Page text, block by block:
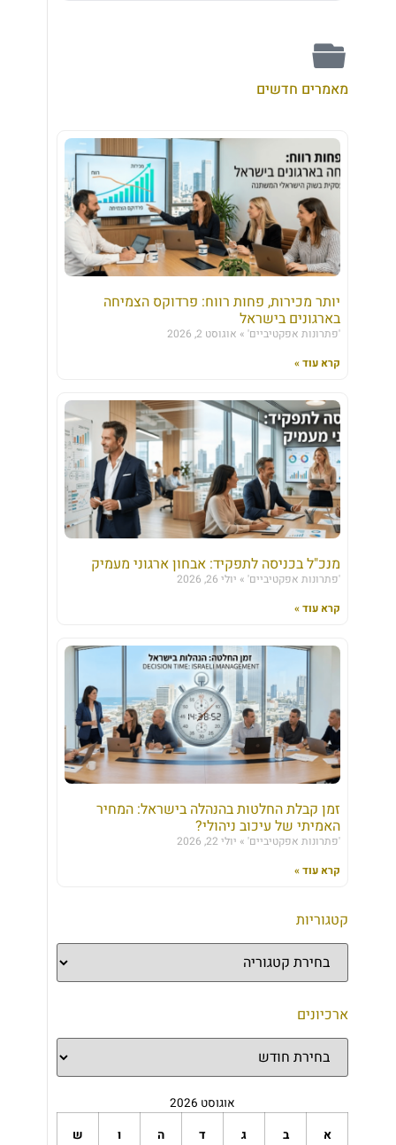
מאמרים חדשים
יותר מכירות, פחות רווח: פרדוקס הצמיחה
בארגונים בישראל
'פתרונות אפקטיביים'
אוגוסט 2, 2026
קרא עוד »
מנכ"ל בכניסה לתפקיד: אבחון ארגוני מעמיק
'פתרונות אפקטיביים'
יולי 26, 2026
קרא עוד »
זמן קבלת החלטות בהנהלה בישראל: המחיר
האמיתי של עיכוב ניהולי?
'פתרונות אפקטיביים'
יולי 22, 2026
קרא עוד »
קטגוריות
ארכיונים
אוגוסט 2026
א
ב ג ד ה ו ש